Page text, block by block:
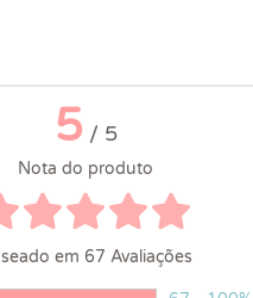
5/ 5
Nota do produto
em 67 Avaliações